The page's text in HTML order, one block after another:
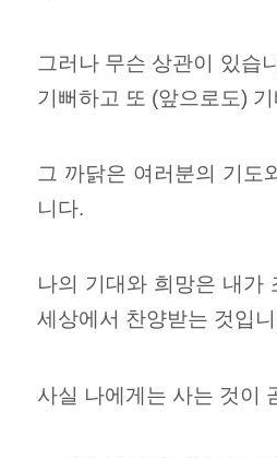
그러나 무슨 상관이 있습
기뻐하고 또 (앞으로도)
그 까닭은 여러분의 기도
니다.
나의 기대와 희망은 내가
세상에서 찬양받는 것입
사실 나에게는 사는 것이